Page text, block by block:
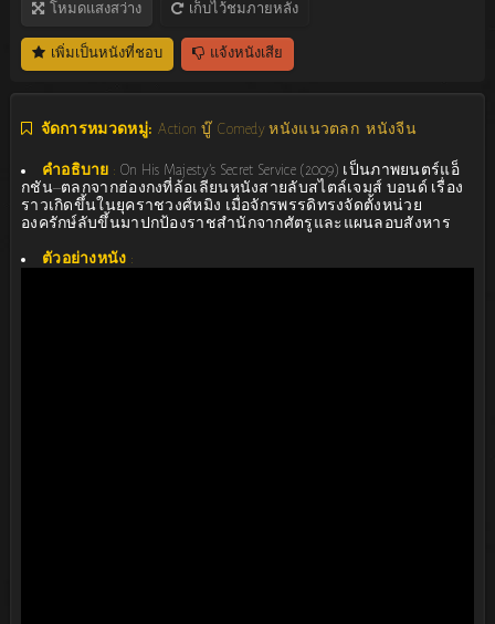
โหมดแสงสว่าง เก็บไว้ชมภายหลัง
เพิ่มเป็นหนังที่ชอบ แจ้งหนังเสีย
จัดการหมวดหมู่: Action บู๊ Comedy หนังแนวตลก หนังจีน
คำอธิบาย : On His Majesty’s Secret Service (2009) เป็นภาพยนตร์แอ็
กชัน–ตลกจากฮ่องกงที่ล้อเลียนหนังสายลับสไตล์เจมส์ บอนด์ เรื่อง
ราวเกิดขึ้นในยุคราชวงศ์หมิง เมื่อจักรพรรดิทรงจัดตั้งหน่วย
องครักษ์ลับขึ้นมาปกป้องราชสำนักจากศัตรูและแผนลอบสังหาร
ตัวอย่างหนัง :